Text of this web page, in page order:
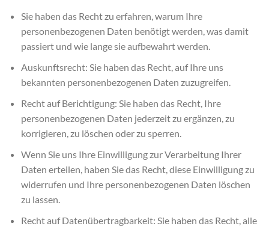
Sie haben das Recht zu erfahren, warum Ihre
personenbezogenen Daten benötigt werden, was damit
passiert und wie lange sie aufbewahrt werden.
Auskunftsrecht: Sie haben das Recht, auf Ihre uns
bekannten personenbezogenen Daten zuzugreifen.
Recht auf Berichtigung: Sie haben das Recht, Ihre
personenbezogenen Daten jederzeit zu ergänzen, zu
korrigieren, zu löschen oder zu sperren.
Wenn Sie uns Ihre Einwilligung zur Verarbeitung Ihrer
Daten erteilen, haben Sie das Recht, diese Einwilligung zu
widerrufen und Ihre personenbezogenen Daten löschen
zu lassen.
Recht auf Datenübertragbarkeit: Sie haben das Recht, alle